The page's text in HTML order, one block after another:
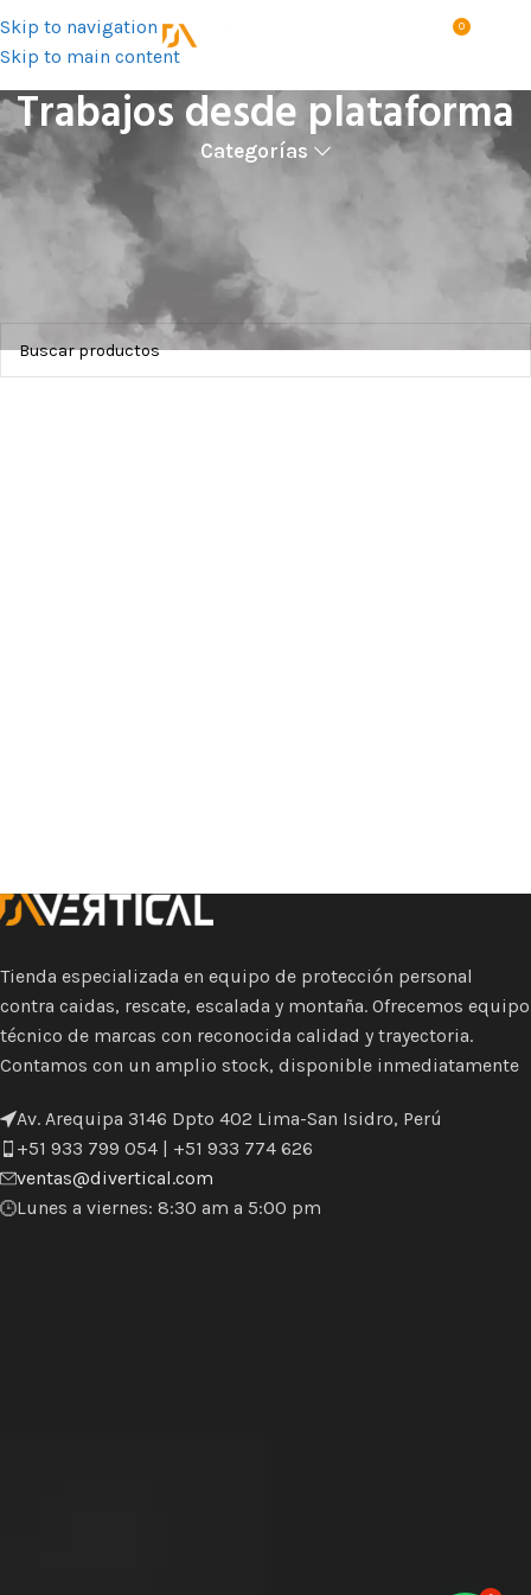
Skip to navigation
Skip to main content
MENÚ 0
Trabajos desde plataforma
Categorías
Productos
Trabajos desde plataforma
No se han encontrado productos que coincidan con tu
Tienda especializada en equipo de protección personal
contra caidas, rescate, escalada y montaña. Ofrecemos equipo
técnico de marcas con reconocida calidad y trayectoria.
Contamos con un amplio stock, disponible inmediatamente
Av. Arequipa 3146 Dpto 402 Lima-San Isidro, Perú
+51 933 799 054 | +51 933 774 626
ventas@divertical.com
Lunes a viernes: 8:30 am a 5:00 pm